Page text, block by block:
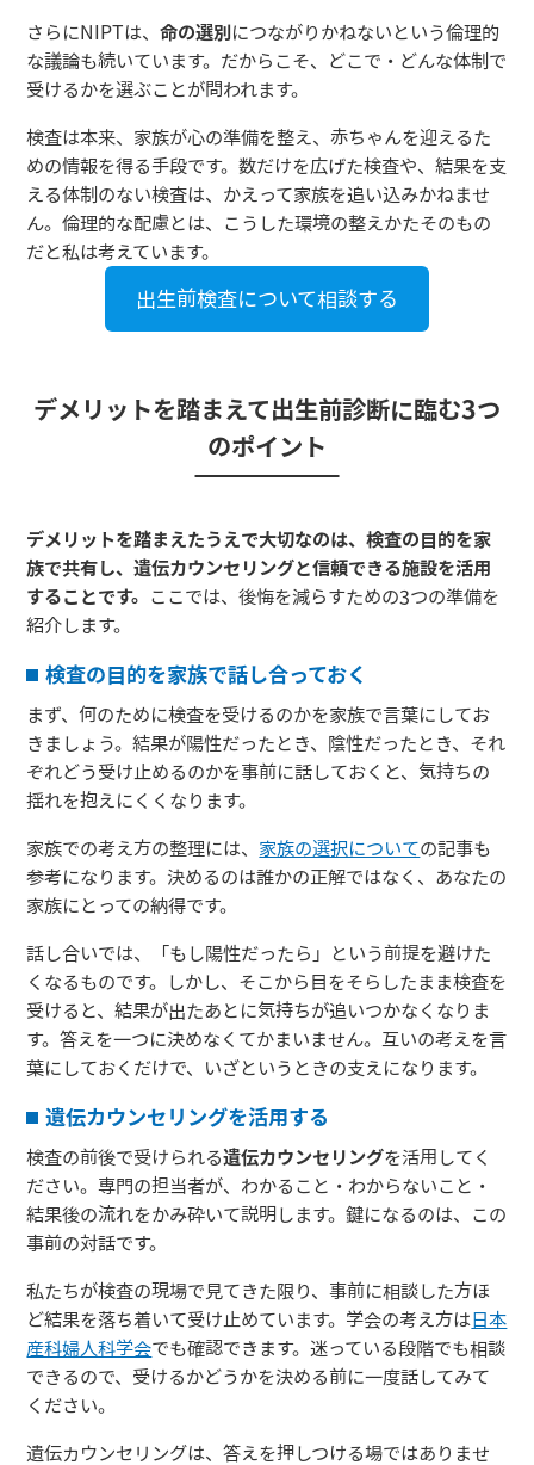
さらにNIPTは、命の選別 につながりかねないという倫理的
な議論も続いています。だからこそ、どこで・どんな体制で
受けるかを選ぶことが問われます。
検査は本来、家族が心の準備を整え、赤ちゃんを迎えるた
めの情報を得る手段です。数だけを広げた検査や、結果を支
える体制のない検査は、かえって家族を追い込みかねませ
ん。倫理的な配慮とは、こうした環境の整えかたそのもの
だと私は考えています。
出生前検査について相談する
デメリットを踏まえて出生前診断に臨む3つ
のポイント
デメリットを踏まえたうえで大切なのは、検査の目的を家
族で共有し、遺伝カウンセリングと信頼できる施設を活用
することです。 ここでは、後悔を減らすための3つの準備を
紹介します。
検査の目的を家族で話し合っておく
まず、何のために検査を受けるのかを家族で言葉にしてお
きましょう。結果が陽性だったとき、陰性だったとき、それ
ぞれどう受け止めるのかを事前に話しておくと、気持ちの
揺れを抱えにくくなります。
家族での考え方の整理には、 家族の選択についての記事も
参考になります。決めるのは誰かの正解ではなく、あなたの
家族にとっての納得です。
話し合いでは、「もし陽性だったら」という前提を避けた
くなるものです。しかし、そこから目をそらしたまま検査を
受けると、結果が出たあとに気持ちが追いつかなくなりま
す。答えを一つに決めなくてかまいません。互いの考えを言
葉にしておくだけで、いざというときの支えになります。
遺伝カウンセリングを活用する
検査の前後で受けられる遺伝カウンセリングを活用してく
ださい。専門の担当者が、わかること・わからないこと・
結果後の流れをかみ砕いて説明します。鍵になるのは、この
事前の対話です。
私たちが検査の現場で見てきた限り、事前に相談した方ほ
ど結果を落ち着いて受け止めています。学会の考え方は 日本
産科婦人科学会でも確認できます。迷っている段階でも相談
できるので、受けるかどうかを決める前に一度話してみて
ください。
遺伝カウンセリングは、答えを押しつける場ではありませ